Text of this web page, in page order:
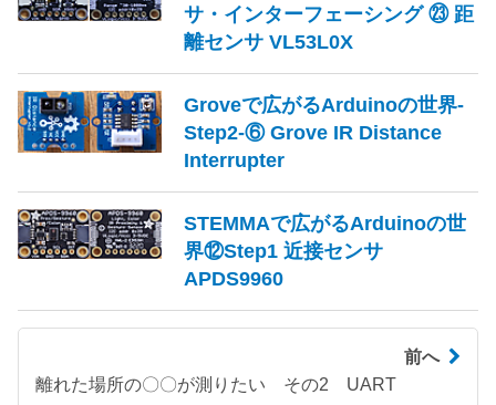
サ・インターフェーシング ㉓ 距
離センサ VL53L0X
Groveで広がるArduinoの世界-
Step2-⑥ Grove IR Distance
Interrupter
STEMMAで広がるArduinoの世
界⑫Step1 近接センサ
APDS9960
前へ
離れた場所の〇〇が測りたい その2 UART